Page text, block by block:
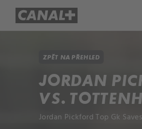
ZPĚT NA PŘEHLED
JORDAN
VS.
Jordan Pickford Top Gk